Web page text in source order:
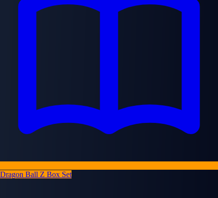
Dragon Ball Z Box Set